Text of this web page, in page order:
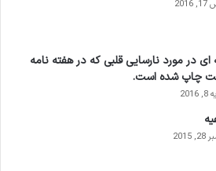
ای در مورد نارسایی قلبی که در هفته نامه
چاپ شده است.
2015